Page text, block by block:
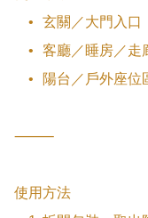
⸻
使用方法